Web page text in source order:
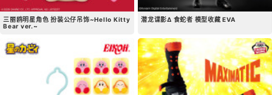
三丽鸥明星角色 扮装公仔吊饰~Hello Kitty
Bear ver.~
潜龙谍影Δ 食蛇者 模型收藏 EVA